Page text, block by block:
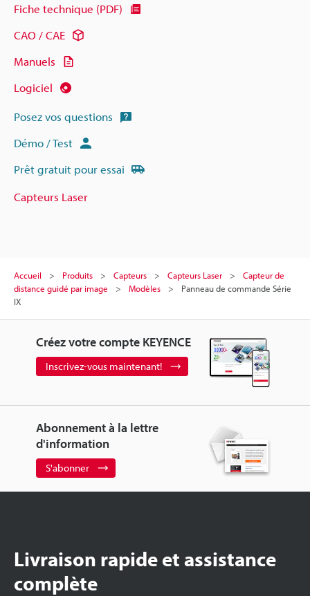
Fiche technique (PDF)
CAO / CAE
Manuels
Logiciel
Posez vos questions
Démo / Test
Prêt gratuit pour essai
Capteurs Laser
Accueil Produits Capteurs Capteurs Laser
Capteur de
distance guidé par image
Modèles
Panneau de commande Série
IX
Créez votre compte KEYENCE
Inscrivez-vous maintenant!
Abonnement à la lettre
d'information
S'abonner
Livraison rapide et assistance
complète